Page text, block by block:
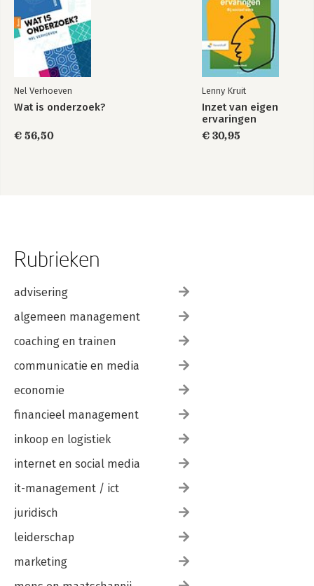
Nel Verhoeven
Wat is onderzoek?
€ 56,50
Lenny Kruit
Inzet van eigen
ervaringen
€ 30,95
Rubrieken
advisering
algemeen management
coaching en trainen
communicatie en media
economie
financieel management
inkoop en logistiek
internet en social media
it-management / ict
juridisch
leiderschap
marketing